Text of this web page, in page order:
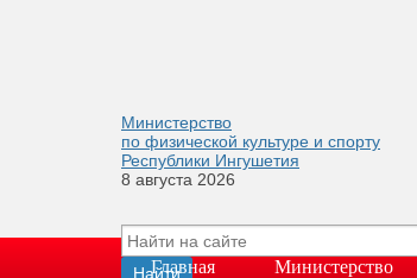
Министерство
по физической культуре и спорту
Республики Ингушетия
8 августа 2026
Главная Министерство